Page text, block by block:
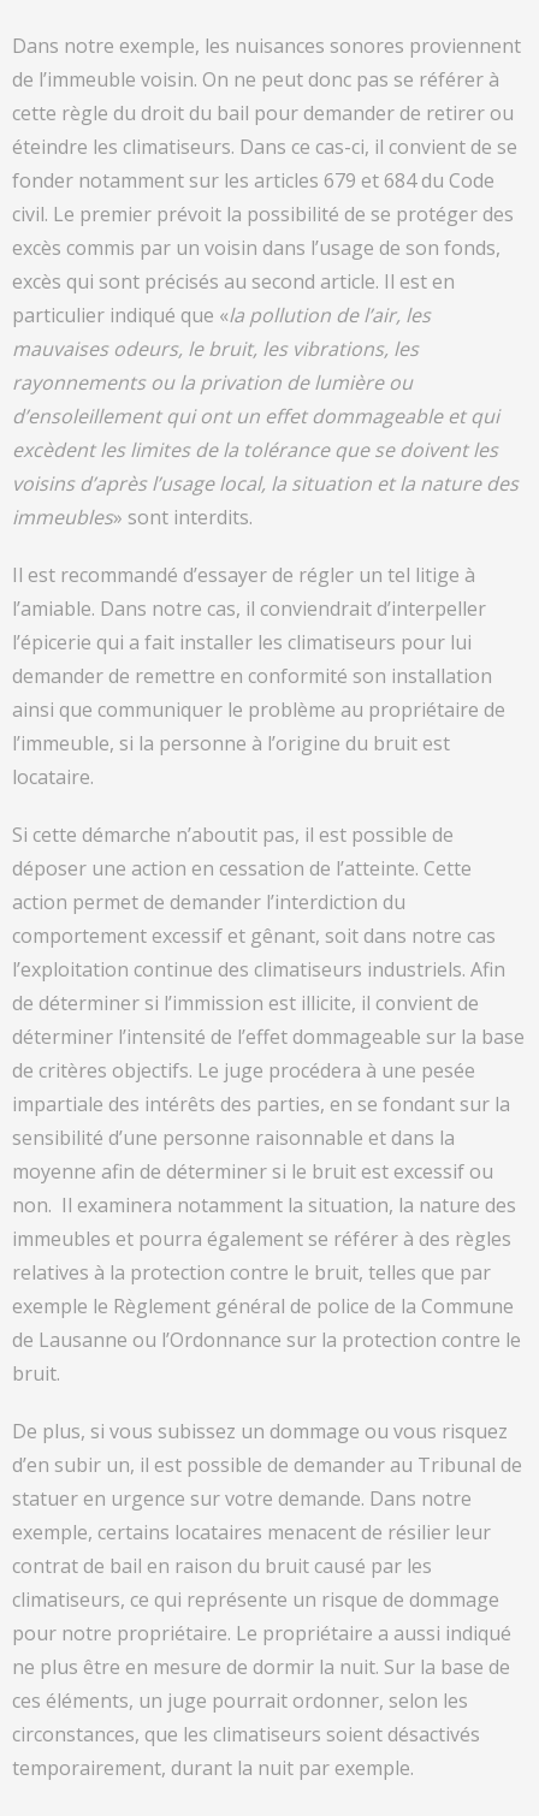
Dans notre exemple, les nuisances sonores proviennent
de l’immeuble voisin. On ne peut donc pas se référer à
cette règle du droit du bail pour demander de retirer ou
éteindre les climatiseurs. Dans ce cas-ci, il convient de se
fonder notamment sur les articles 679 et 684 du Code
civil. Le premier prévoit la possibilité de se protéger des
excès commis par un voisin dans l’usage de son fonds,
excès qui sont précisés au second article. Il est en
particulier indiqué que «la pollution de l’air, les
mauvaises odeurs, le bruit, les vibrations, les
rayonnements ou la privation de lumière ou
d’ensoleillement qui ont un effet dommageable et qui
excèdent les limites de la tolérance que se doivent les
voisins d’après l’usage local, la situation et la nature des
immeubles» sont interdits.
Il est recommandé d’essayer de régler un tel litige à
l’amiable. Dans notre cas, il conviendrait d’interpeller
l’épicerie qui a fait installer les climatiseurs pour lui
demander de remettre en conformité son installation
ainsi que communiquer le problème au propriétaire de
l’immeuble, si la personne à l’origine du bruit est
locataire.
Si cette démarche n’aboutit pas, il est possible de
déposer une action en cessation de l’atteinte. Cette
action permet de demander l’interdiction du
comportement excessif et gênant, soit dans notre cas
l’exploitation continue des climatiseurs industriels. Afin
de déterminer si l’immission est illicite, il convient de
déterminer l’intensité de l’effet dommageable sur la base
de critères objectifs. Le juge procédera à une pesée
impartiale des intérêts des parties, en se fondant sur la
sensibilité d’une personne raisonnable et dans la
moyenne afin de déterminer si le bruit est excessif ou
non. Il examinera notamment la situation, la nature des
immeubles et pourra également se référer à des règles
relatives à la protection contre le bruit, telles que par
exemple le Règlement général de police de la Commune
de Lausanne ou l’Ordonnance sur la protection contre le
bruit.
De plus, si vous subissez un dommage ou vous risquez
d’en subir un, il est possible de demander au Tribunal de
statuer en urgence sur votre demande. Dans notre
exemple, certains locataires menacent de résilier leur
contrat de bail en raison du bruit causé par les
climatiseurs, ce qui représente un risque de dommage
pour notre propriétaire. Le propriétaire a aussi indiqué
ne plus être en mesure de dormir la nuit. Sur la base de
ces éléments, un juge pourrait ordonner, selon les
circonstances, que les climatiseurs soient désactivés
temporairement, durant la nuit par exemple.